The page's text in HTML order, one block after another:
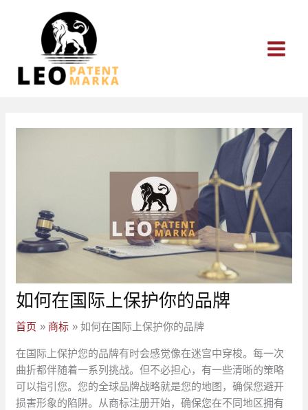
如何在国际上保护你的品牌
首页 商标 如何在国际上保护你的品牌
在国际上保护您的品牌有时会感觉像在迷宫中穿梭。每一次
曲折都伴随着一系列挑战。但不必担心，有一些清晰的策略
可以指引您。您的全球品牌战略就是您的地图，确保您避开
损害形象的陷阱。从商标注册开始，确保您在不同地区拥有